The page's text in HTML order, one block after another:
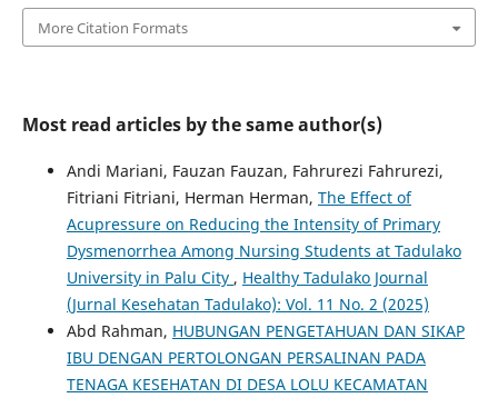
More Citation Formats
Most read articles by the same author(s)
Andi Mariani, Fauzan Fauzan, Fahrurezi Fahrurezi,
Fitriani Fitriani, Herman Herman, The Effect of
Acupressure on Reducing the Intensity of Primary
Dysmenorrhea Among Nursing Students at Tadulako
University in Palu City , Healthy Tadulako Journal
(Jurnal Kesehatan Tadulako): Vol. 11 No. 2 (2025)
Abd Rahman, HUBUNGAN PENGETAHUAN DAN SIKAP
IBU DENGAN PERTOLONGAN PERSALINAN PADA
TENAGA KESEHATAN DI DESA LOLU KECAMATAN